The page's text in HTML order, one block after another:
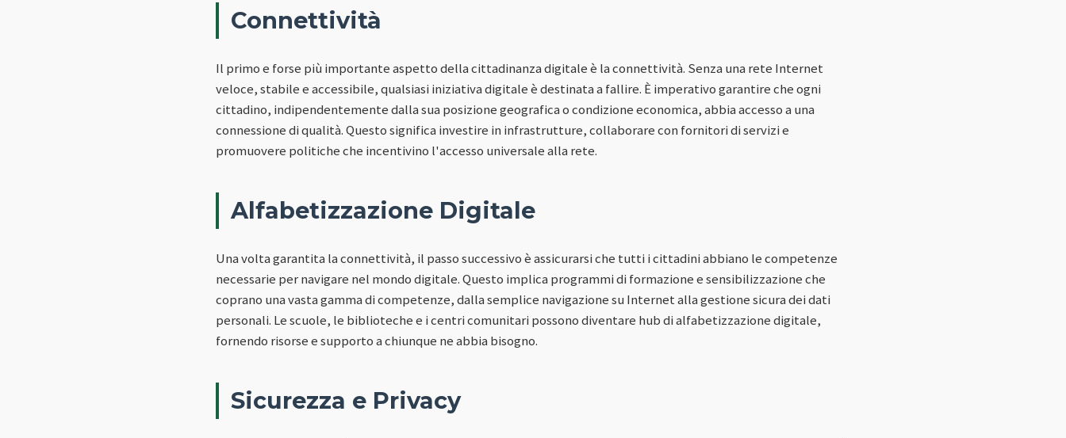
Connettività
Il primo e forse più importante aspetto della cittadinanza digitale è la connettività. Senza una rete Internet
veloce, stabile e accessibile, qualsiasi iniziativa digitale è destinata a fallire. È imperativo garantire che ogni
cittadino, indipendentemente dalla sua posizione geografica o condizione economica, abbia accesso a una
connessione di qualità. Questo significa investire in infrastrutture, collaborare con fornitori di servizi e
promuovere politiche che incentivino l'accesso universale alla rete.
Alfabetizzazione Digitale
Una volta garantita la connettività, il passo successivo è assicurarsi che tutti i cittadini abbiano le competenze
necessarie per navigare nel mondo digitale. Questo implica programmi di formazione e sensibilizzazione che
coprano una vasta gamma di competenze, dalla semplice navigazione su Internet alla gestione sicura dei dati
personali. Le scuole, le biblioteche e i centri comunitari possono diventare hub di alfabetizzazione digitale,
fornendo risorse e supporto a chiunque ne abbia bisogno.
Sicurezza e Privacy